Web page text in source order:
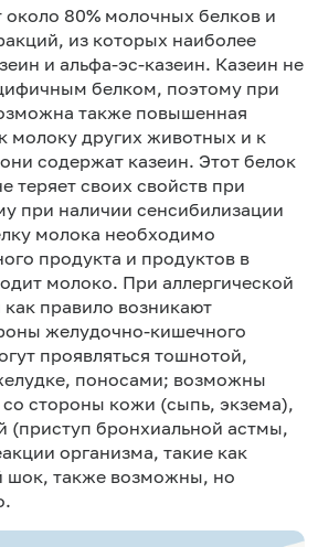
около 80% молочных белков и
из которых наиболее
и альфа-эс-казеин. Казеин не
белком, поэтому при
также повышенная
молоку других животных и к
содержат казеин. Этот белок
теряет своих свойств при
при наличии сенсибилизации
молока необходимо
продукта и продуктов в
молоко. При аллергической
правило возникают
желудочно-кишечного
проявляться тошнотой,
поносами; возможны
стороны кожи (сыпь, экзема),
(приступ бронхиальной астмы,
организма, такие как
шок, также возможны, но